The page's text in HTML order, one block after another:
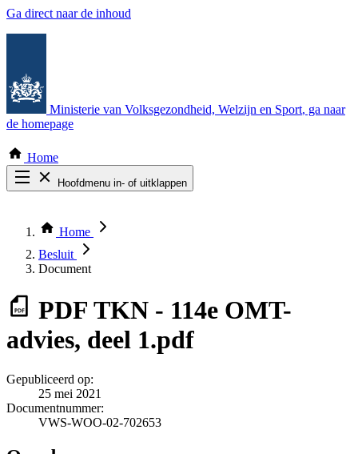
Ga direct naar de inhoud
Ministerie van Volksgezondheid, Welzijn en Sport, ga naar
de homepage
Home
Hoofdmenu in- of uitklappen
Thema COVID-19
Bekijk per bestuursorgaan
Home
Besluit
Document
PDF TKN - 114e OMT-
advies, deel 1.pdf
Gepubliceerd op:
25 mei 2021
Documentnummer:
VWS-WOO-02-702653